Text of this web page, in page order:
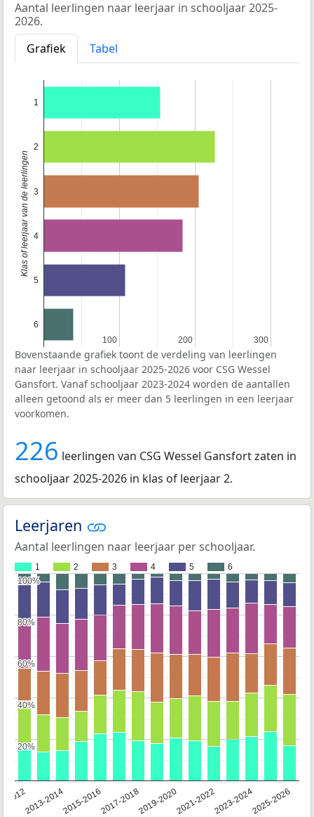
Aantal leerlingen naar leerjaar in schooljaar 2025-
2026.
Grafiek
Tabel
100
100 200
200 300
300
1
2
3
4
5
6
Klas of leerjaar van de leerlingen
Bovenstaande grafiek toont de verdeling van leerlingen
naar leerjaar in schooljaar 2025-2026 voor CSG Wessel
Gansfort. Vanaf schooljaar 2023-2024 worden de aantallen
alleen getoond als er meer dan 5 leerlingen in een leerjaar
voorkomen.
226 leerlingen van CSG Wessel Gansfort zaten in
schooljaar 2025-2026 in klas of leerjaar 2.
Leerjaren
Aantal leerlingen naar leerjaar per schooljaar.
1 2 3 4 5 6
20122013-20142015-20162017-20182019-20202021-20222023-20242025-2026
20%
20%
40%
40%
60%
60%
80%
80%
100%
100%